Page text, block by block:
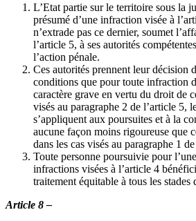
L’Etat partie sur le territoire sous la
présumé d’une infraction visée à
n’extrade pas ce dernier, soumet
l’article 5, à ses autorités
l’action pénale.
Ces autorités prennent leur décision
conditions que pour toute infraction
caractère grave en vertu du droit de
visés au paragraphe 2 de l’article 5,
s’appliquent aux poursuites et à la
aucune façon moins rigoureuse que
dans les cas visés au paragraphe 1
Toute personne poursuivie pour
infractions visées à l’article 4
traitement équitable à tous les stades
Article 8 –